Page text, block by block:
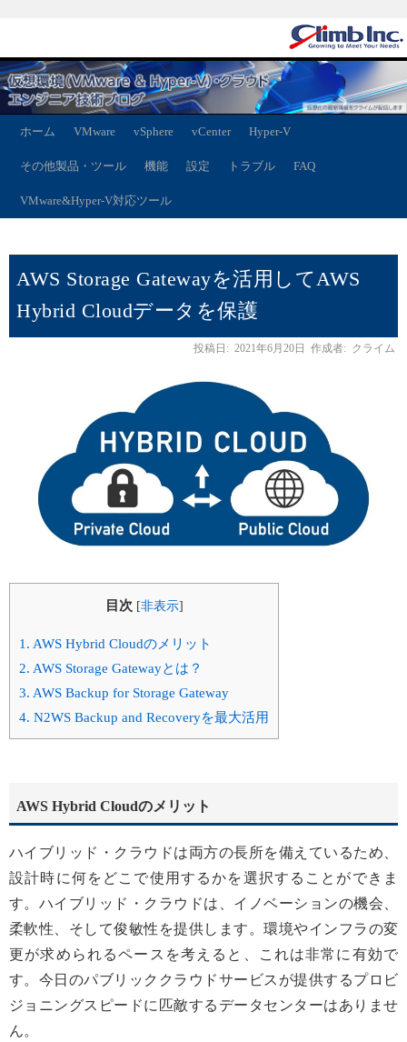
ホーム VMware vSphere vCenter Hyper-V
その他製品・ツール 機能 設定 トラブル FAQ
VMware&Hyper-V対応ツール
AWS Storage Gatewayを活用してAWS
Hybrid Cloudデータを保護
投稿日: 2021年6月20日 作成者: クライム
目次 [非表示]
1. AWS Hybrid Cloudのメリット
2. AWS Storage Gatewayとは？
3. AWS Backup for Storage Gateway
4. N2WS Backup and Recoveryを最大活用
AWS Hybrid Cloudのメリット
ハイブリッド・クラウドは両方の長所を備えているため、
設計時に何をどこで使用するかを選択することができま
す。ハイブリッド・クラウドは、イノベーションの機会、
柔軟性、そして俊敏性を提供します。環境やインフラの変
更が求められるペースを考えると、これは非常に有効で
す。今日のパブリッククラウドサービスが提供するプロビ
ジョニングスピードに匹敵するデータセンターはありませ
ん。